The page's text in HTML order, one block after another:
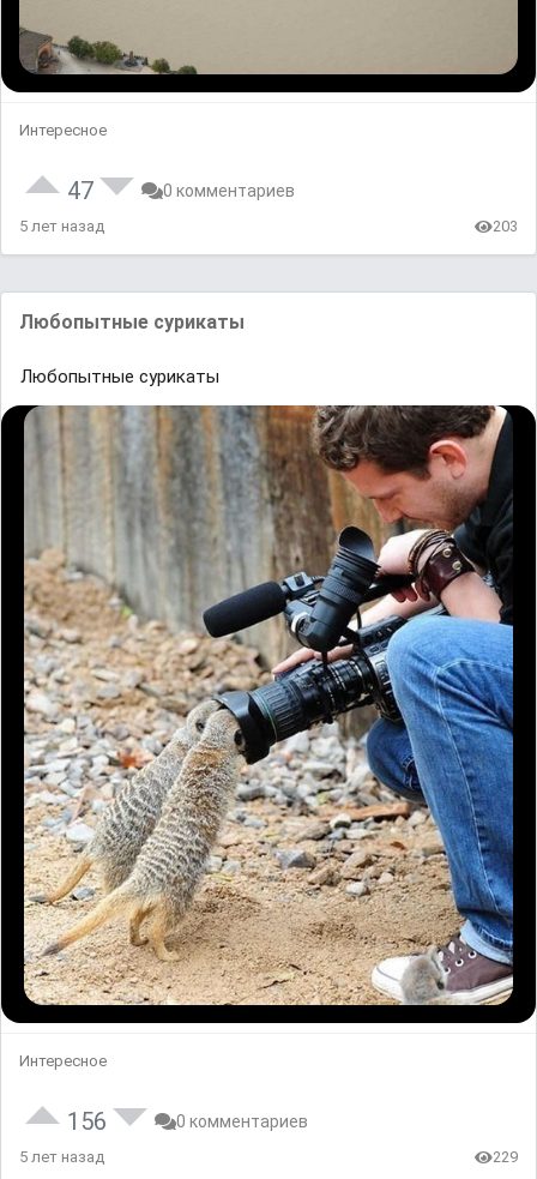
Интересное
47 0 комментариев
5 лет назад 203
Любопытные сурикаты
Любопытные сурикаты
Интересное
156 0 комментариев
5 лет назад 229